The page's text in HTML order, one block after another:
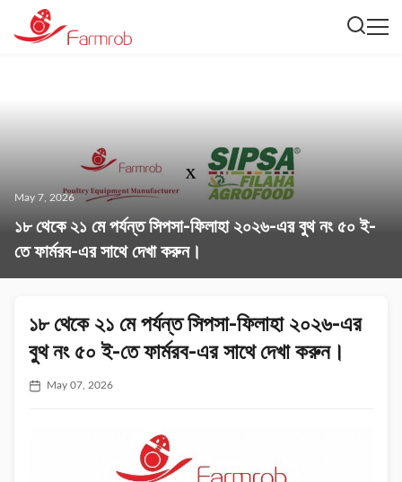
May 7, 2026
১৮ থেকে ২১ মে পর্যন্ত সিপসা-ফিলাহা ২০২৬-এর বুথ নং ৫০ ই-
তে ফার্মরব-এর সাথে দেখা করুন।
১৮ থেকে ২১ মে পর্যন্ত সিপসা-ফিলাহা ২০২৬-এর
বুথ নং ৫০ ই-তে ফার্মরব-এর সাথে দেখা করুন।
May 07, 2026